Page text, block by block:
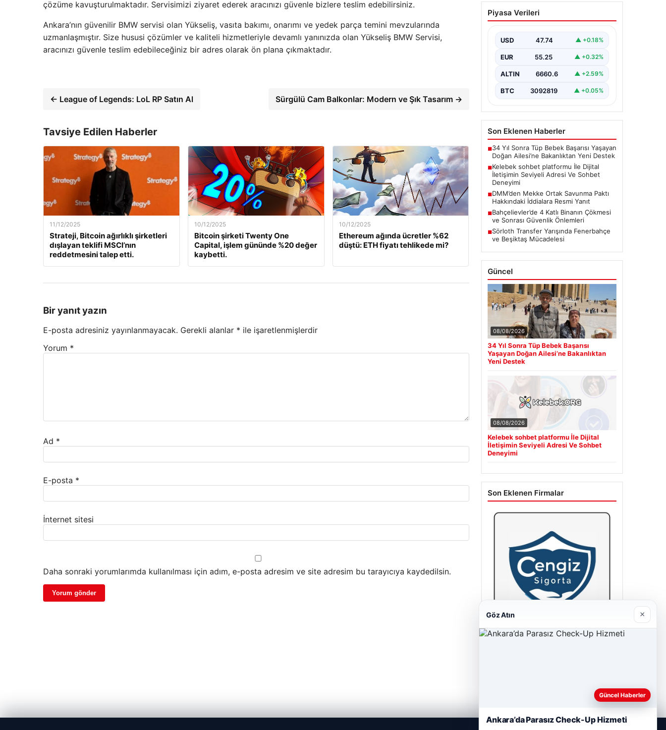
çözüme kavuşturulmaktadır. Servisimizi ziyaret ederek aracınızı güvenle bizlere teslim edebilirsiniz.
Ankara’nın güvenilir BMW servisi olan Yükseliş, vasıta bakımı, onarımı ve yedek parça temini mevzularında
uzmanlaşmıştır. Size hususi çözümler ve kaliteli hizmetleriyle devamlı yanınızda olan Yükseliş BMW Servisi,
aracınızı güvenle teslim edebileceğiniz bir adres olarak ön plana çıkmaktadır.
← League of Legends: LoL RP Satın Al Sürgülü Cam Balkonlar: Modern ve Şık Tasarım →
Tavsiye Edilen Haberler
11/12/2025
Strateji, Bitcoin ağırlıklı şirketleri
dışlayan teklifi MSCI’nın
reddetmesini talep etti.
10/12/2025
Bitcoin şirketi Twenty One
Capital, işlem gününde %20 değer
kaybetti.
10/12/2025
Ethereum ağında ücretler %62
düştü: ETH fiyatı tehlikede mi?
Bir yanıt yazın
E-posta adresiniz yayınlanmayacak. Gerekli alanlar * ile işaretlenmişlerdir
Yorum *
Ad *
E-posta *
İnternet sitesi
Daha sonraki yorumlarımda kullanılması için adım, e-posta adresim ve site adresim bu tarayıcıya kaydedilsin.
Kelebek sohbet
platformu İle Dijital
Adresi Ve Sohbet
Deneyimi
bir şekilde iletişim kurması ciddi
pek…
Piyasa Verileri
USD 47.74 ▲ +0.18%
EUR 55.25 ▲ +0.32%
ALTIN 6660.6 ▲ +2.59%
BTC 3092819 ▲ +0.05%
Son Eklenen Haberler
■34 Yıl Sonra Tüp Bebek Başarısı Yaşayan
Doğan Ailesi’ne Bakanlıktan Yeni Destek
■Kelebek sohbet platformu İle Dijital
İletişimin Seviyeli Adresi Ve Sohbet
Deneyimi
■DMM’den Mekke Ortak Savunma Paktı
Hakkındaki İddialara Resmi Yanıt
■Bahçelievler’de 4 Katlı Binanın Çökmesi
ve Sonrası Güvenlik Önlemleri
■Sörloth Transfer Yarışında Fenerbahçe
ve Beşiktaş Mücadelesi
Güncel
08/08/2026
34 Yıl Sonra Tüp Bebek Başarısı
Yaşayan Doğan Ailesi’ne Bakanlıktan
Yeni Destek
08/08/2026
Kelebek sohbet platformu İle Dijital
İletişimin Seviyeli Adresi Ve Sohbet
Deneyimi
Son Eklenen Firmalar
Göz Atın ×
Güncel Haberler
Ankara’da Parasız Check-Up Hizmeti